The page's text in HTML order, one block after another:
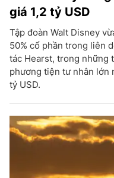
giá 1,2 tỷ USD
Tập đoàn Walt Disney
50% cổ phần trong liên
tác Hearst, trong những
phương tiện tư nhân lớn
tỷ USD.